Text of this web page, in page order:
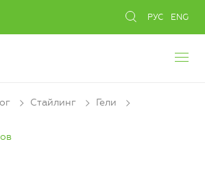
РУС ENG
Стайлинг Гели